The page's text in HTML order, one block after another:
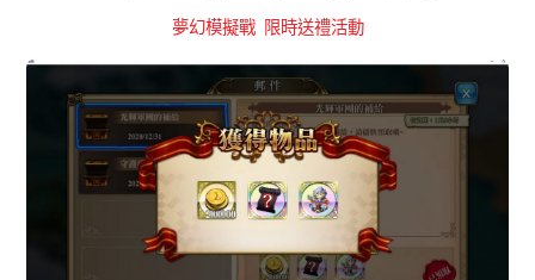
夢幻模擬戰, 限時送禮活動